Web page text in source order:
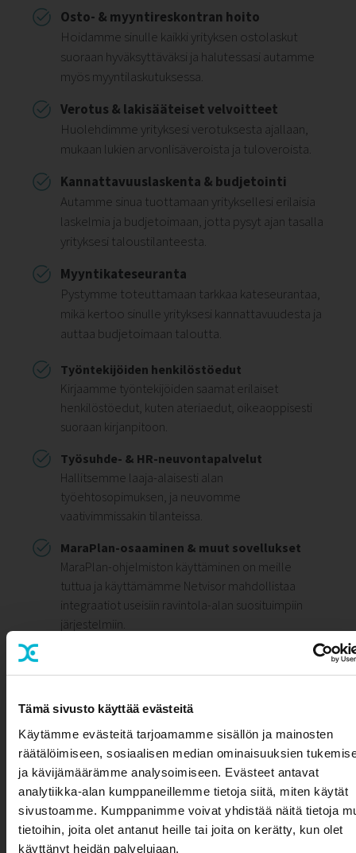
Tämä sivusto käyttää evästeitä
Käytämme evästeitä tarjoamamme sisällön ja mainosten
räätälöimiseen, sosiaalisen median ominaisuuksien
ja kävijämäärämme analysoimiseen. Evästeet antavat
analytiikka-alan kumppaneillemme tietoja siitä, miten käytät
sivustoamme. Kumppanimme voivat yhdistää näitä tietoja
tietoihin, joita olet antanut heille tai joita on kerätty, kun olet
käyttänyt heidän palvelujaan.
Osto- & myyntireskontran hoito
Hoidamme sinulle kaikki yrityksen ostolaskut
suoraan hyväksyttäväksi ja halutessasi autamme
myös myyntilaskutuksessa.
Verotus & lakisääteiset velvoitteet
Huolehdimme yrityksesi verotuksesta ajallaan,
mukaan lukien arvonlisäveroista ja tuloveroista.
Kannattavuuslaskenta & budjetointi
Autamme sinua tuottamaan yrityksellesi erilaisia
laskelmia ja budjetoimaan, jotta pysyt ajan tasalla
yrityksesi taloustilanteesta.
Myyntikateseuranta
Pystymme toteuttamaan tarkkaa kateseurantaa,
mikä kertoo sinulle yrityksesi kannattavuudesta ja
auttaa budjetoimaan taloutta.
Työntekijöiden henkilöstöedut
Kirjaamme työntekijöiden saamat erilaiset
henkilöstöedut, kuten ateriaedut, oikeaoppisesti
suoraan kirjanpitoon.
Työsuhde- & HR-neuvontapalvelut
Hallitsemme laaja-alaisesti alan
työehtosopimuksen, ja neuvomme
vaativimmissakin tilanteissa.
MaraPlan-osaaminen & muut sovellukset
MaraPlan-ohjelmiston käyttäminen on meille
tuttua ja käyttämämme Netvisor mahdollistaa
integraatiot useisiin ravintola-alan suosituimpiin
järjestelmiin.
Haluaisitko ravintola-alan yrityksellesi
monipuolisesti alaa tuntevan taloushallinnon
kumppanin? Ota meihin yhteyttä, ja
hoidetaan sinun tarpeisiisi sopivat
Olemme osa Aallon
Groupia
Edustustili on nyt osa valtakunnallisesti